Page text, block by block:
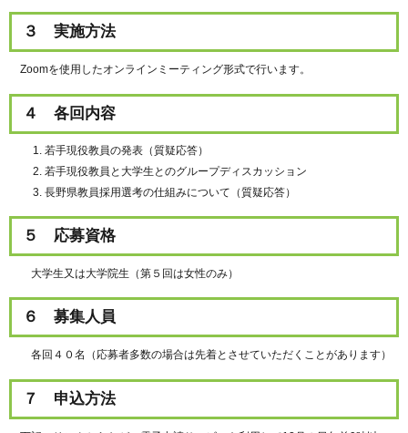
３ 実施方法
Zoomを使用したオンラインミーティング形式で行います。
４ 各回内容
若手現役教員の発表（質疑応答）
若手現役教員と大学生とのグループディスカッション
長野県教員採用選考の仕組みについて（質疑応答）
５ 応募資格
大学生又は大学院生（第５回は女性のみ）
６ 募集人員
各回４０名（応募者多数の場合は先着とさせていただくことがあります）
７ 申込方法